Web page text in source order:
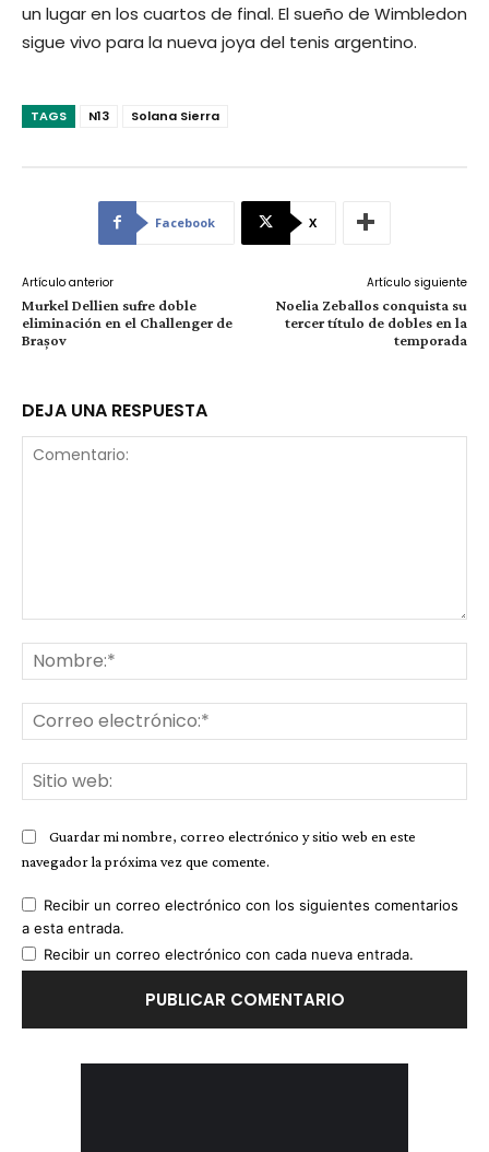
un lugar en los cuartos de final. El sueño de Wimbledon
sigue vivo para la nueva joya del tenis argentino.
TAGS N13 Solana Sierra
Facebook X
Artículo anterior
Murkel Dellien sufre doble
eliminación en el Challenger de
Brașov
Artículo siguiente
Noelia Zeballos conquista su
tercer título de dobles en la
temporada
DEJA UNA RESPUESTA
Guardar mi nombre, correo electrónico y sitio web en este
navegador la próxima vez que comente.
Recibir un correo electrónico con los siguientes comentarios
a esta entrada.
Recibir un correo electrónico con cada nueva entrada.